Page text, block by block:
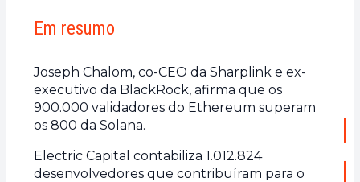
Em resumo
Joseph Chalom, co-CEO da Sharplink e ex-
executivo da BlackRock, afirma que os
900.000 validadores do Ethereum superam
os 800 da Solana.
Electric Capital contabiliza 1.012.824
desenvolvedores que contribuíram para o